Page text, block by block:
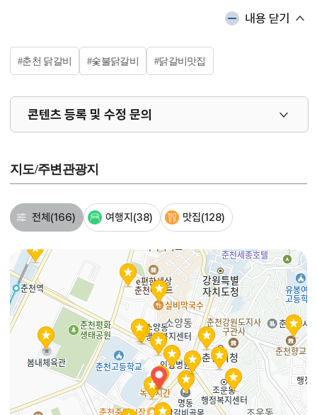
내용 닫기
#춘천 닭갈비 #숯불닭갈비 #닭갈비맛집
콘텐츠 등록 및 수정 문의
지도/주변관광지
전체 (166) 여행지 (38) 맛집(128)